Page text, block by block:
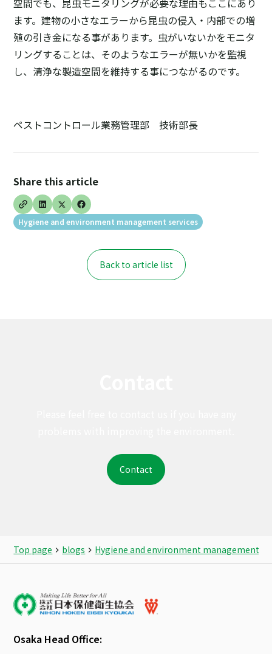
ます。建物の小さなエラーから昆虫の侵入・内部での増
殖の引き金になる事があります。虫がいないかをモニタ
リングすることは、そのようなエラーが無いかを監視
し、清浄な製造空間を維持する事につながるのです。
ペストコントロール業務管理部 技術部長
Share this article
Hygiene and environment management services
Back to article list
Contact
Top page blogs Hygiene and environment management
Osaka Head Office: